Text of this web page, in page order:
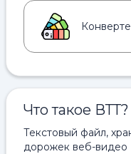
Что такое ВТТ?
Текстовый файл,
дорожек веб-видео